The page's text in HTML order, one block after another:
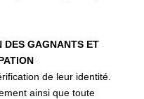
DES GAGNANTS ET
de leur identité.
ainsi que toute